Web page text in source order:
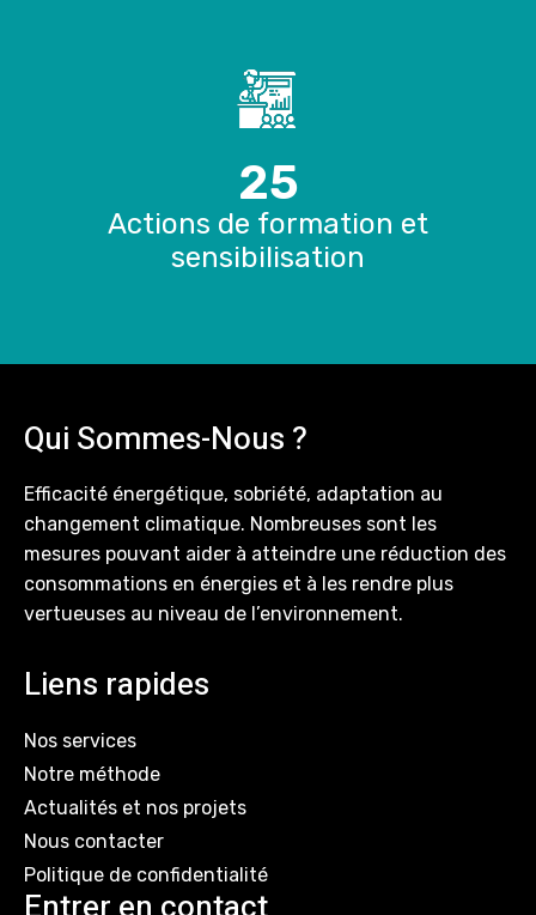
25
Actions de formation et
sensibilisation
Qui Sommes-Nous ?
Efficacité énergétique, sobriété, adaptation au
changement climatique. Nombreuses sont les
mesures pouvant aider à atteindre une réduction des
consommations en énergies et à les rendre plus
vertueuses au niveau de l’environnement.
Liens rapides
Nos services
Notre méthode
Actualités et nos projets
Nous contacter
Politique de confidentialité